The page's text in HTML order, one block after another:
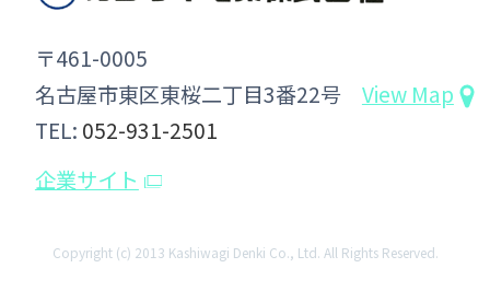
〒461-0005
名古屋市東区東桜二丁目3番22号 View Map
TEL: 052-931-2501
企業サイト
Copyright (c) 2013 Kashiwagi Denki Co., Ltd. All Rights Reserved.